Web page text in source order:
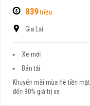
839triệu
Gia Lai
Xe mới
Bán tải
Khuyến mãi mùa hè tiền
đến 90% giá trị xe